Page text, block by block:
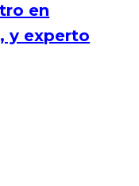
en
y experto